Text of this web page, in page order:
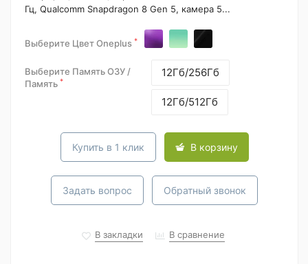
Гц, Qualcomm Snapdragon 8 Gen 5, камера 5...
Выберите Цвет Oneplus *
Выберите Память ОЗУ /
Память *
12Гб/256Гб
12Гб/512Гб
Купить в 1 клик В корзину
Задать вопрос Обратный звонок
В закладки В сравнение